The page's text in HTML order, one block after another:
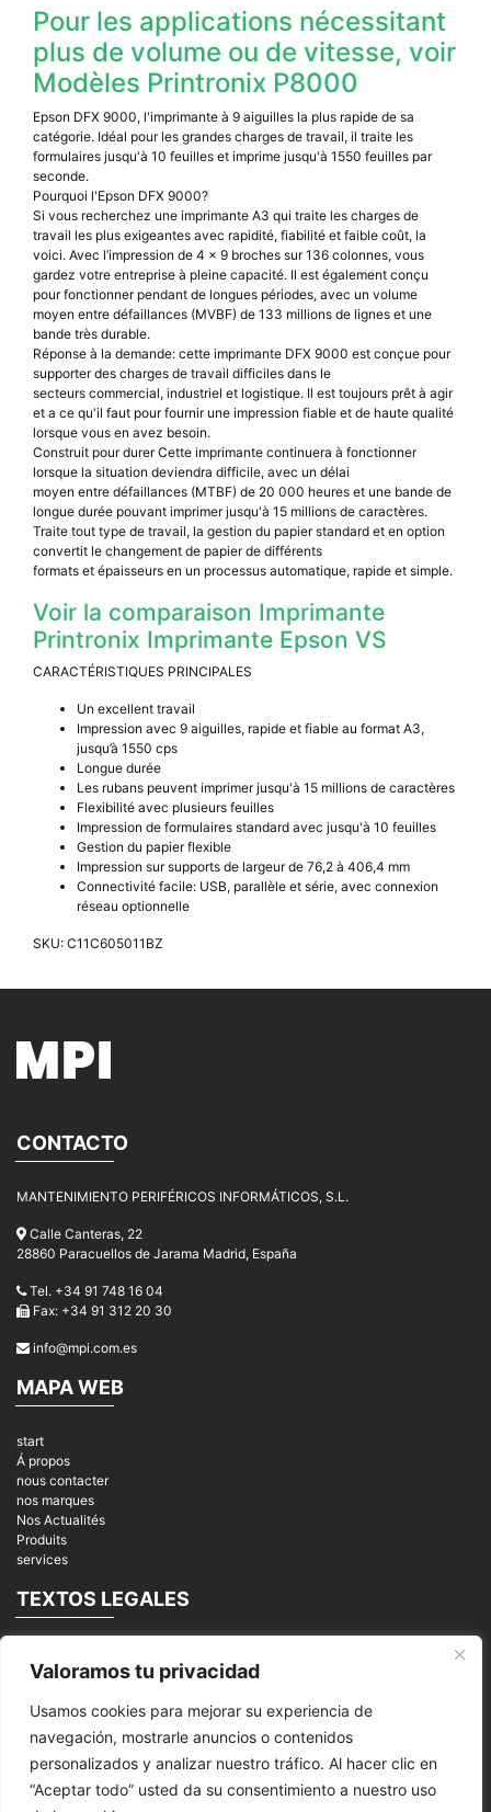
Valoramos tu privacidad
Usamos cookies para mejorar su experiencia de
navegación, mostrarle anuncios o contenidos
personalizados y analizar nuestro tráfico. Al hacer clic en
“Aceptar todo” usted da su consentimiento a nuestro uso
Pour les applications nécessitant
plus de volume ou de vitesse, voir
Modèles Printronix P8000
Epson DFX 9000, l'imprimante à 9 aiguilles la plus rapide de sa
catégorie. Idéal pour les grandes charges de travail, il traite les
formulaires jusqu'à 10 feuilles et imprime jusqu'à 1550 feuilles par
seconde.
Pourquoi l'Epson DFX 9000?
Si vous recherchez une imprimante A3 qui traite les charges de
travail les plus exigeantes avec rapidité, fiabilité et faible coût, la
voici. Avec l’impression de 4 x 9 broches sur 136 colonnes, vous
gardez votre entreprise à pleine capacité. Il est également conçu
pour fonctionner pendant de longues périodes, avec un volume
moyen entre défaillances (MVBF) de 133 millions de lignes et une
bande très durable.
Réponse à la demande: cette imprimante DFX 9000 est conçue pour
supporter des charges de travail difficiles dans le
secteurs commercial, industriel et logistique. Il est toujours prêt à agir
et a ce qu'il faut pour fournir une impression fiable et de haute qualité
lorsque vous en avez besoin.
Construit pour durer Cette imprimante continuera à fonctionner
lorsque la situation deviendra difficile, avec un délai
moyen entre défaillances (MTBF) de 20 000 heures et une bande de
longue durée pouvant imprimer jusqu'à 15 millions de caractères.
Traite tout type de travail, la gestion du papier standard et en option
convertit le changement de papier de différents
formats et épaisseurs en un processus automatique, rapide et simple.
Voir la comparaison Imprimante
Printronix Imprimante Epson VS
CARACTÉRISTIQUES PRINCIPALES
Un excellent travail
Impression avec 9 aiguilles, rapide et fiable au format A3,
jusqu’à 1550 cps
Longue durée
Les rubans peuvent imprimer jusqu'à 15 millions de caractères
Flexibilité avec plusieurs feuilles
Impression de formulaires standard avec jusqu'à 10 feuilles
Gestion du papier flexible
Impression sur supports de largeur de 76,2 à 406,4 mm
Connectivité facile: USB, parallèle et série, avec connexion
réseau optionnelle
SKU: C11C605011BZ
CONTACTO
MANTENIMIENTO PERIFÉRICOS INFORMÁTICOS, S.L.
Calle Canteras, 22
28860 Paracuellos de Jarama Madrid, España
Tel. +34 91 748 16 04
Fax: +34 91 312 20 30
info@mpi.com.es
MAPA WEB
start
Á propos
nous contacter
nos marques
Nos Actualités
Produits
services
TEXTOS LEGALES
Politique de privacité
REDES SOCIALES